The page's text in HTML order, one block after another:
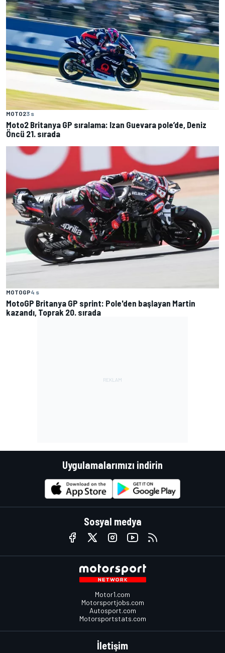
MOTO23 s
Moto2 Britanya GP sıralama: Izan Guevara pole’de, Deniz
Öncü 21. sırada
MOTOGP4 s
MotoGP Britanya GP sprint: Pole'den başlayan Martin
kazandı, Toprak 20. sırada
Uygulamalarımızı indirin
Sosyal medya
Motor1.com
Motorsportjobs.com
Autosport.com
Motorsportstats.com
İletişim